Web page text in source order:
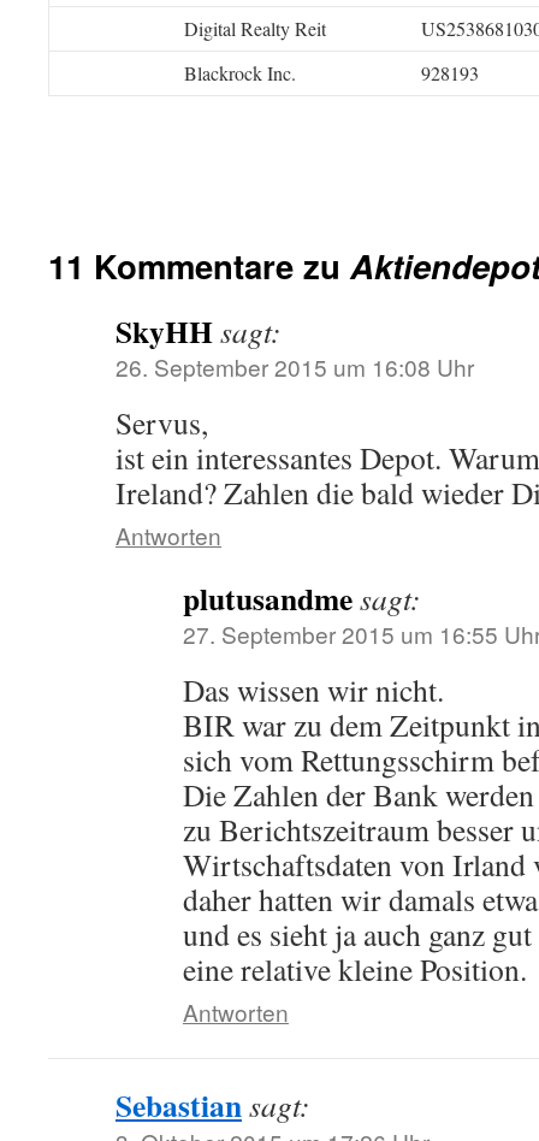
Digital Realty Reit
Blackrock Inc.
928193
11 Kommentare zu
SkyHHsagt:
26. September 2015 um 16:08 Uhr
Servus,
ist ein interessantes Depot.
Ireland? Zahlen die bald wieder
Antworten
plutusandmesagt:
27. September 2015 um 16:55
Das wissen wir nicht.
BIR war zu dem Zeitpunkt
sich vom Rettungsschirm
Die Zahlen der Bank
zu Berichtszeitraum besser
Wirtschaftsdaten von Irland
daher hatten wir damals
und es sieht ja auch ganz
eine relative kleine Position.
Antworten
Sebastiansagt: